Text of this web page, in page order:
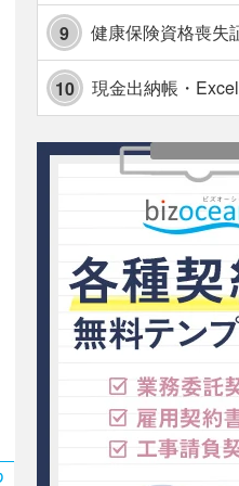
9
10 現金出納帳・Excel